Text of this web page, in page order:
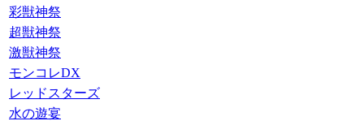
彩獣神祭
超獣神祭
激獣神祭
モンコレDX
レッドスターズ
水の遊宴